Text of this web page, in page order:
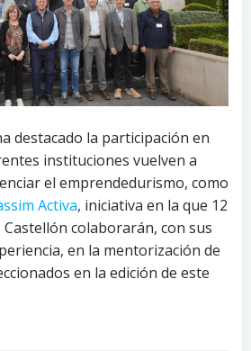
destacado la participación en
instituciones vuelven a
el emprendedurismo, como
Activa, iniciativa en la que 12
Castellón colaborarán, con sus
en la mentorización de
en la edición de este